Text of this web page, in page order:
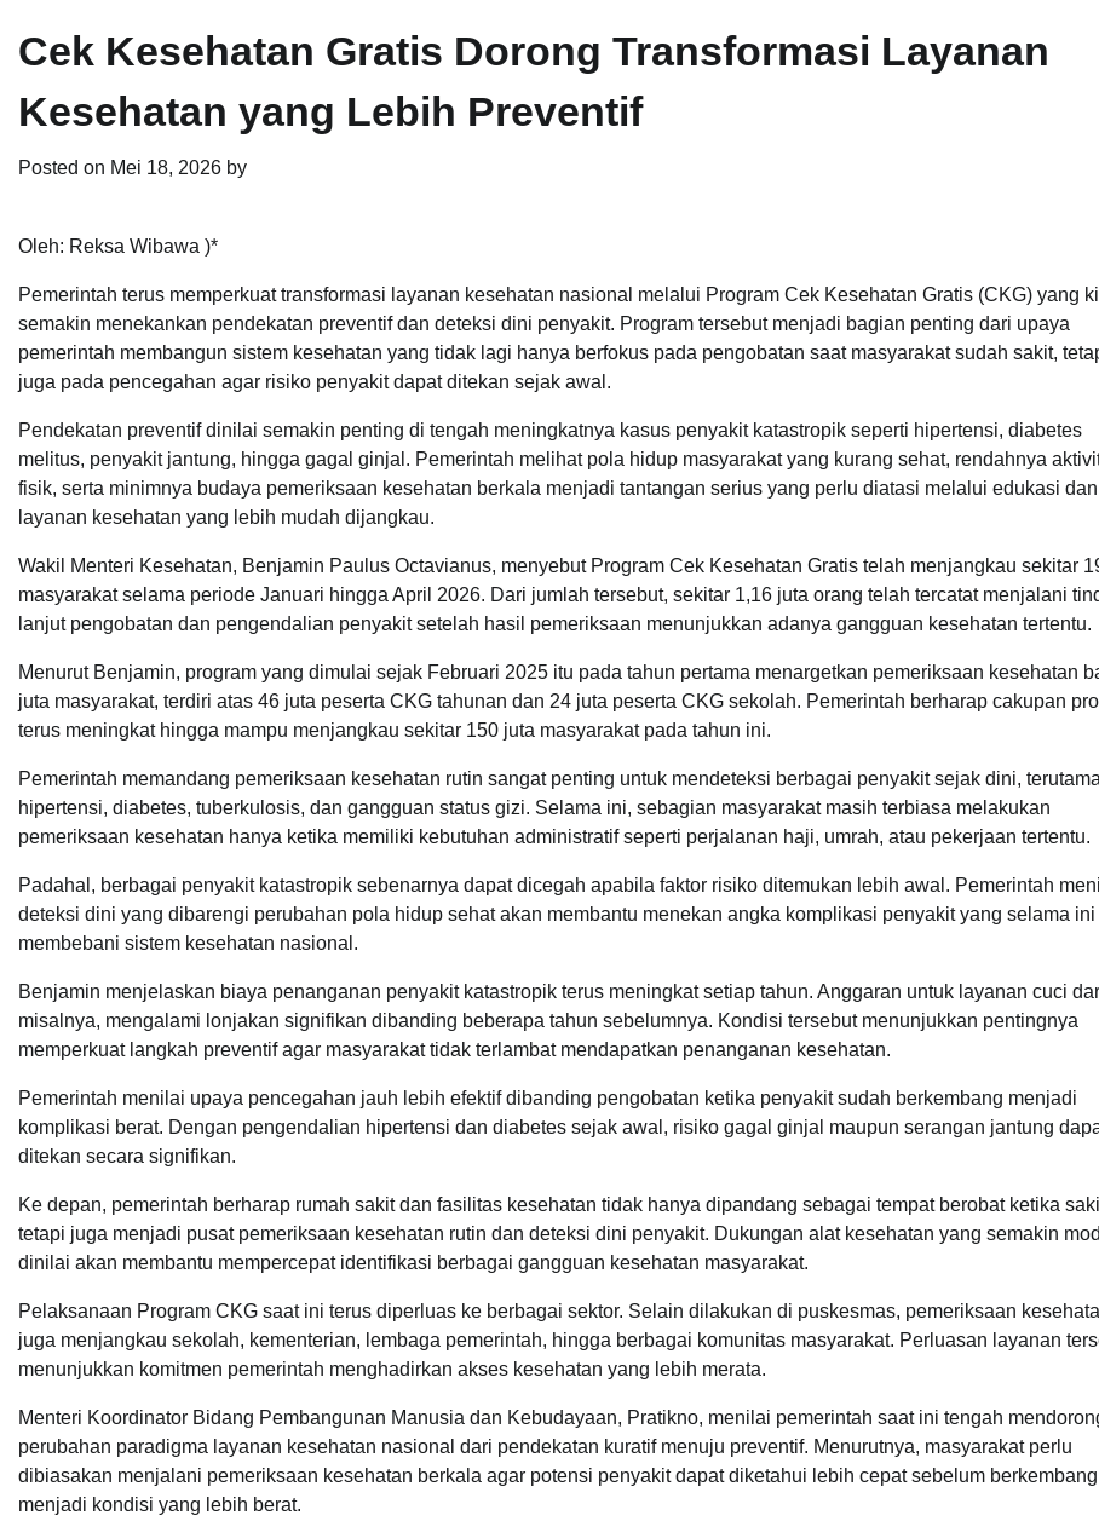
Cek Kesehatan Gratis Dorong Transformasi Layanan
Kesehatan yang Lebih Preventif
Posted on Mei 18, 2026 by
Oleh: Reksa Wibawa )*
Pemerintah terus memperkuat transformasi layanan kesehatan nasional melalui Program Cek Kesehatan Gratis (CKG) yang
semakin menekankan pendekatan preventif dan deteksi dini penyakit. Program tersebut menjadi bagian penting dari upaya
pemerintah membangun sistem kesehatan yang tidak lagi hanya berfokus pada pengobatan saat masyarakat sudah sakit,
juga pada pencegahan agar risiko penyakit dapat ditekan sejak awal.
Pendekatan preventif dinilai semakin penting di tengah meningkatnya kasus penyakit katastropik seperti hipertensi, diabetes
melitus, penyakit jantung, hingga gagal ginjal. Pemerintah melihat pola hidup masyarakat yang kurang sehat, rendahnya
fisik, serta minimnya budaya pemeriksaan kesehatan berkala menjadi tantangan serius yang perlu diatasi melalui edukasi dan
layanan kesehatan yang lebih mudah dijangkau.
Wakil Menteri Kesehatan, Benjamin Paulus Octavianus, menyebut Program Cek Kesehatan Gratis telah menjangkau sekitar
masyarakat selama periode Januari hingga April 2026. Dari jumlah tersebut, sekitar 1,16 juta orang telah tercatat menjalani
lanjut pengobatan dan pengendalian penyakit setelah hasil pemeriksaan menunjukkan adanya gangguan kesehatan tertentu.
Menurut Benjamin, program yang dimulai sejak Februari 2025 itu pada tahun pertama menargetkan pemeriksaan kesehatan
juta masyarakat, terdiri atas 46 juta peserta CKG tahunan dan 24 juta peserta CKG sekolah. Pemerintah berharap cakupan
terus meningkat hingga mampu menjangkau sekitar 150 juta masyarakat pada tahun ini.
Pemerintah memandang pemeriksaan kesehatan rutin sangat penting untuk mendeteksi berbagai penyakit sejak dini, terutama
hipertensi, diabetes, tuberkulosis, dan gangguan status gizi. Selama ini, sebagian masyarakat masih terbiasa melakukan
pemeriksaan kesehatan hanya ketika memiliki kebutuhan administratif seperti perjalanan haji, umrah, atau pekerjaan tertentu.
Padahal, berbagai penyakit katastropik sebenarnya dapat dicegah apabila faktor risiko ditemukan lebih awal. Pemerintah
deteksi dini yang dibarengi perubahan pola hidup sehat akan membantu menekan angka komplikasi penyakit yang selama ini
membebani sistem kesehatan nasional.
Benjamin menjelaskan biaya penanganan penyakit katastropik terus meningkat setiap tahun. Anggaran untuk layanan cuci
misalnya, mengalami lonjakan signifikan dibanding beberapa tahun sebelumnya. Kondisi tersebut menunjukkan pentingnya
memperkuat langkah preventif agar masyarakat tidak terlambat mendapatkan penanganan kesehatan.
Pemerintah menilai upaya pencegahan jauh lebih efektif dibanding pengobatan ketika penyakit sudah berkembang menjadi
komplikasi berat. Dengan pengendalian hipertensi dan diabetes sejak awal, risiko gagal ginjal maupun serangan jantung
ditekan secara signifikan.
Ke depan, pemerintah berharap rumah sakit dan fasilitas kesehatan tidak hanya dipandang sebagai tempat berobat ketika
tetapi juga menjadi pusat pemeriksaan kesehatan rutin dan deteksi dini penyakit. Dukungan alat kesehatan yang semakin
dinilai akan membantu mempercepat identifikasi berbagai gangguan kesehatan masyarakat.
Pelaksanaan Program CKG saat ini terus diperluas ke berbagai sektor. Selain dilakukan di puskesmas, pemeriksaan
juga menjangkau sekolah, kementerian, lembaga pemerintah, hingga berbagai komunitas masyarakat. Perluasan layanan
menunjukkan komitmen pemerintah menghadirkan akses kesehatan yang lebih merata.
Menteri Koordinator Bidang Pembangunan Manusia dan Kebudayaan, Pratikno, menilai pemerintah saat ini tengah
perubahan paradigma layanan kesehatan nasional dari pendekatan kuratif menuju preventif. Menurutnya, masyarakat perlu
dibiasakan menjalani pemeriksaan kesehatan berkala agar potensi penyakit dapat diketahui lebih cepat sebelum berkembang
menjadi kondisi yang lebih berat.